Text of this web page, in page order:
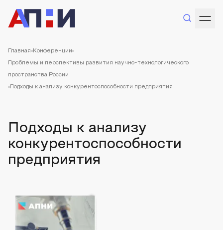
Главная Конференции
Проблемы и перспективы развития научно-технологического
пространства России
Подходы к анализу конкурентоспособности предприятия
Подходы к анализу
конкурентоспособности
предприятия